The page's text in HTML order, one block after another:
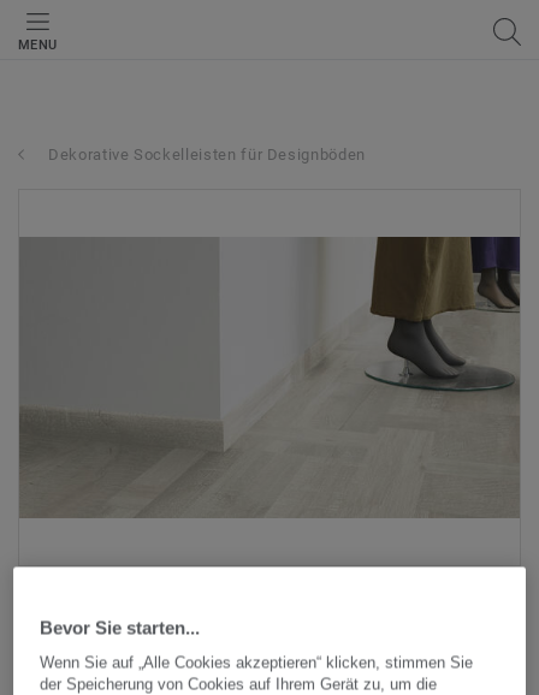
MENU
Dekorative Sockelleisten für Designböden
Bevor Sie starten...
Wenn Sie auf „Alle Cookies akzeptieren“ klicken, stimmen Sie
der Speicherung von Cookies auf Ihrem Gerät zu, um die